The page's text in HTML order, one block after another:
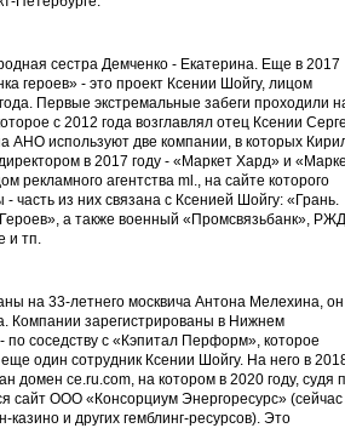
сестра Демченко - Екатерина. Еще в 2017
героев» - это проект Ксении Шойгу, лицом
Первые экстремальные забеги проходили
с 2012 года возглавлял отец Ксении
АНО используют две компании, в которых
в 2017 году - «Маркет Хард» и
агентства ml., на сайте которого
часть из них связана с Ксенией Шойгу: «Грань.
а также военный «Промсвязьбанк»,
и тп.
на 33-летнего москвича Антона Мелехина, он
Компании зарегистрированы в Нижнем
по соседству с «Кэпитал Перформ», которое
один сотрудник Ксении Шойгу. На него в
домен ce.ru.com, на котором в 2020 году, судя
сайт ООО «Консорциум Энергоресурс» (сейчас
и других гемблинг-ресурсов). Это